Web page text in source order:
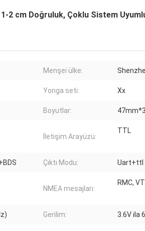
2 cm Doğruluk, Çoklu Sistem
Menşei ülke:
Yonga seti: Xx
Boyutlar:
İletişim Arayüzü:
TTL
Çıktı Modu: Uart+ttl
NMEA mesajları:
RMC,
Gerilim: 3.6V ila